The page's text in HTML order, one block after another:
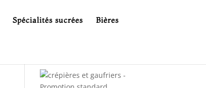
Spécialités sucrées Bières